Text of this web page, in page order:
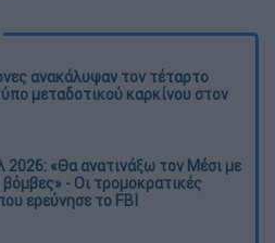
ανακάλυψαν τον τέταρτο
μεταδοτικού καρκίνου στον
2026: «Θα ανατινάξω τον Μέσι με
βόμβες» - Οι τρομοκρατικές
ερεύνησε το FBI